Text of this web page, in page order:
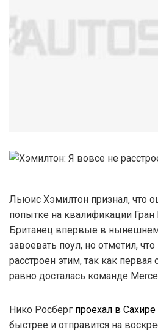
Льюис Хэмилтон признал, что
попытке на квалификации Гран
Британец впервые в
завоевать поул, но отметил,
расстроен этим, так как первая
равно досталась команде
Нико Росберг проехал в Сахире
быстрее и отправится на